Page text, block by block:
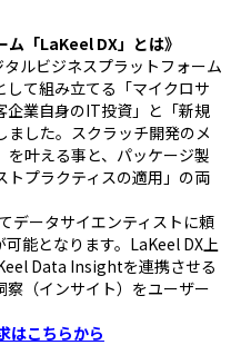
ム「LaKeel DX」とは》
ルビジネスプラットフォーム
て組み立てる「マイクロサ
企業自身のIT投資」と「新規
した。スクラッチ開発のメ
を叶える事と、パッケージ製
プラクティスの適用」の両
データサイエンティストに頼
能となります。LaKeel DX上
Data Insightを連携させる
察（インサイト）をユーザー
はこちらから